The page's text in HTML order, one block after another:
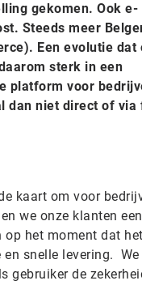
gekomen. Ook e-
Steeds meer
Een evolutie dat
sterk in een
platform voor
dan niet direct of via
kaart om voor
we onze klanten
het moment dat
snelle levering. We
gebruiker de